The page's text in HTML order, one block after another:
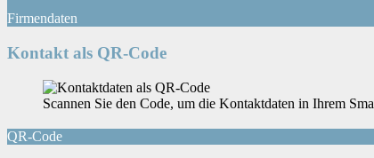
Firmendaten
Kontakt als QR-Code
Scannen Sie den Code, um die Kontaktdaten in Ihrem
QR-Code